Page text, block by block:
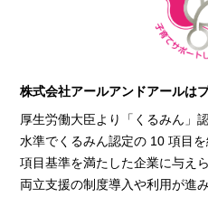
株式会社アールアンドアールは
厚生労働大臣より「くるみん」
水準でくるみん認定の 10 項目
項目基準を満たした企業に与え
両立支援の制度導入や利用が進